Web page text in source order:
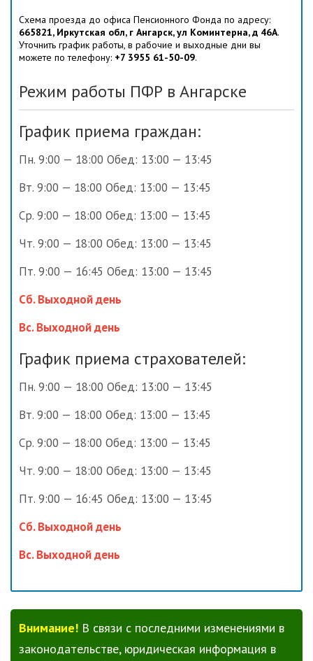
Схема проезда до офиса Пенсионного Фонда по адресу:
665821, Иркутская обл, г Ангарск, ул Коминтерна, д 46А.
Уточнить график работы, в рабочие и выходные дни вы
можете по телефону: +7 3955 61-50-09.
Режим работы ПФР в Ангарске
График приема граждан:
Пн. 9:00 — 18:00 Обед: 13:00 — 13:45
Вт. 9:00 — 18:00 Обед: 13:00 — 13:45
Ср. 9:00 — 18:00 Обед: 13:00 — 13:45
Чт. 9:00 — 18:00 Обед: 13:00 — 13:45
Пт. 9:00 — 16:45 Обед: 13:00 — 13:45
Сб. Выходной день
Вс. Выходной день
График приема страхователей:
Пн. 9:00 — 18:00 Обед: 13:00 — 13:45
Вт. 9:00 — 18:00 Обед: 13:00 — 13:45
Ср. 9:00 — 18:00 Обед: 13:00 — 13:45
Чт. 9:00 — 18:00 Обед: 13:00 — 13:45
Пт. 9:00 — 16:45 Обед: 13:00 — 13:45
Сб. Выходной день
Вс. Выходной день
Внимание! В связи с последними изменениями в
законодательстве, юридическая информация в